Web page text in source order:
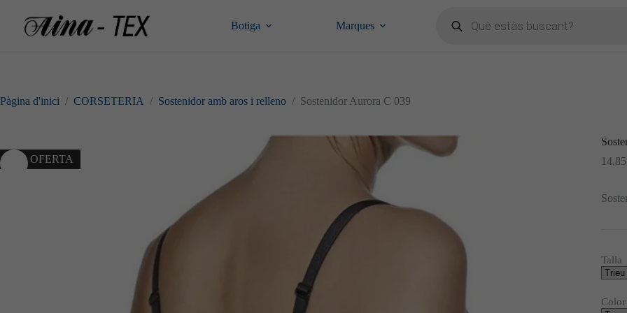
contingut
Botiga Marques
search
Pàgina d'inici / CORSETERIA / Sostenidor amb aros i relleno / Sostenidor Aurora C 039
10% OFERTA 14,85
Talla
Color